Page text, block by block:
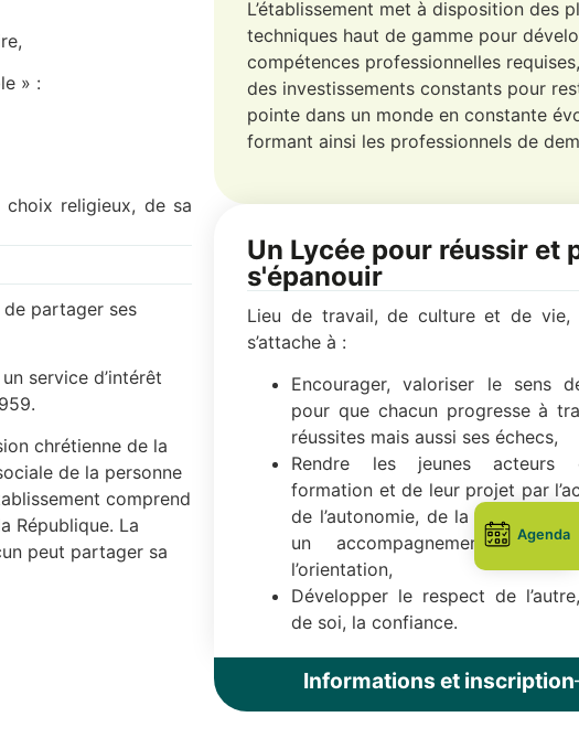
L’établissement met à disposition des
techniques haut de gamme pour
compétences professionnelles
des investissements constants pour
pointe dans un monde en constante
formant ainsi les professionnels de
Un Lycée pour réussir et
s'épanouir
Lieu de travail, de culture et de vie,
s’attache à :
Encourager, valoriser le sens
pour que chacun progresse à
réussites mais aussi ses échecs,
Rendre les jeunes acteurs
formation et de leur projet par
de l’autonomie, de la
un accompagnement
l’orientation,
Développer le respect de
de soi, la confiance.
Informations et inscription
» :
religieux, de sa
partager ses
service d’intérêt
chrétienne de la
de la personne
comprend
République. La
peut partager sa
Agenda